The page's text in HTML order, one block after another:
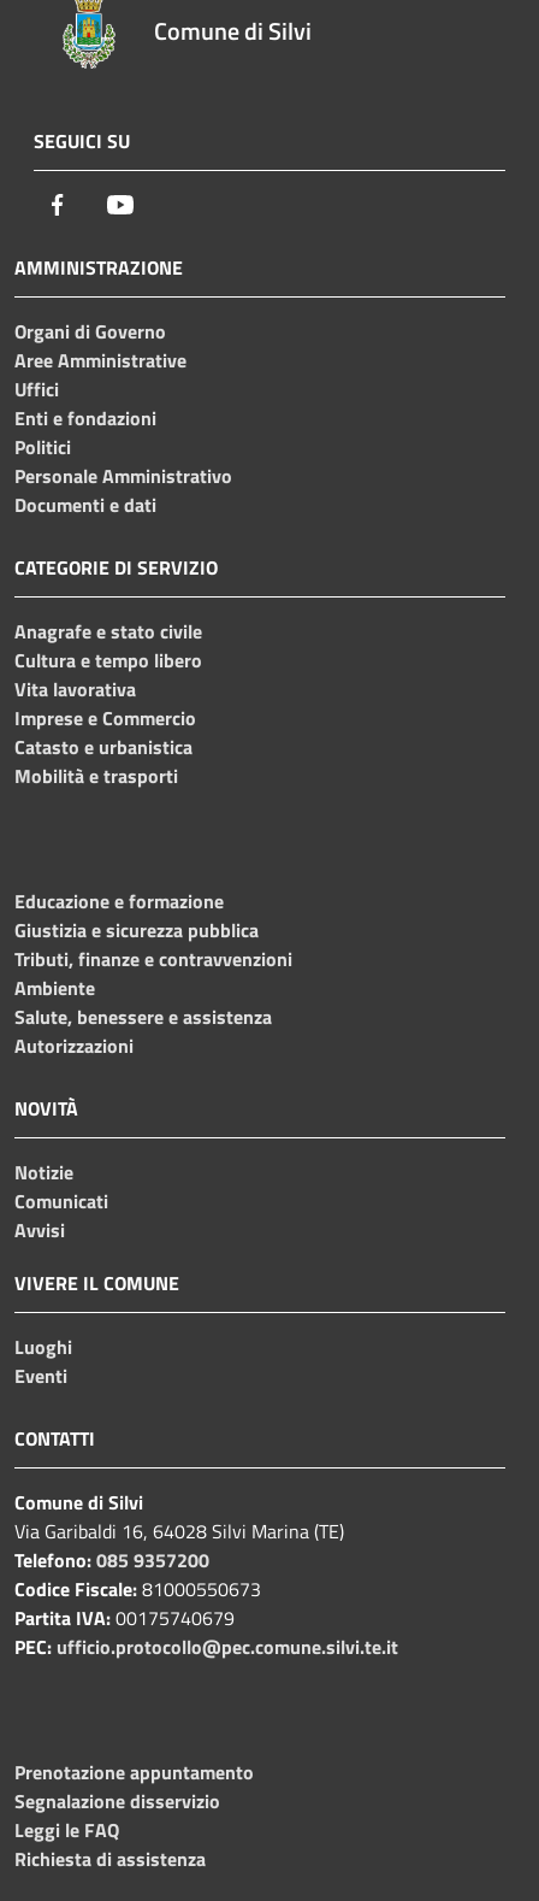
Comune di Silvi
SEGUICI SU
Facebook
AMMINISTRAZIONE
Organi di Governo
Aree Amministrative
Uffici
Enti e fondazioni
Politici
Personale Amministrativo
Documenti e dati
CATEGORIE DI SERVIZIO
Anagrafe e stato civile
Cultura e tempo libero
Vita lavorativa
Imprese e Commercio
Catasto e urbanistica
Mobilità e trasporti
Educazione e formazione
Giustizia e sicurezza pubblica
Tributi, finanze e contravvenzioni
Ambiente
Salute, benessere e assistenza
Autorizzazioni
NOVITÀ
Notizie
Comunicati
Avvisi
VIVERE IL COMUNE
Luoghi
Eventi
CONTATTI
Comune di Silvi
Via Garibaldi 16, 64028 Silvi Marina (TE)
Telefono:085 9357200
Codice Fiscale:81000550673
Partita IVA:00175740679
PEC: ufficio.protocollo@pec.comune.silvi.te.it
Prenotazione appuntamento
Segnalazione disservizio
Leggi le FAQ
Richiesta di assistenza